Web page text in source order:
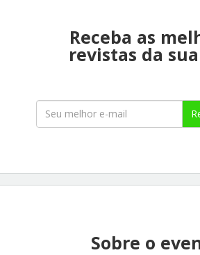
Receba as
revistas da
Sobre o